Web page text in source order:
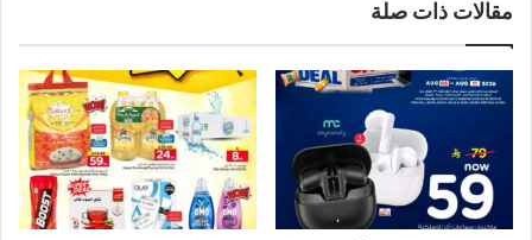
مقالات ذات صلة